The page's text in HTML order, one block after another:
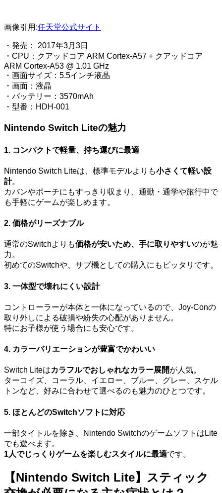
画像引用:任天堂公式サイト
・発売： 2017年3月3日
・CPU：クアッドコア ARM Cortex-A57 + クアッドコア
ARM Cortex-A53 @ 1.01 GHz
・画面サイズ：5.5インチ液晶
・画面：液晶
・バッテリー：3570mAh
・型番：HDH-001
Nintendo Switch Liteの魅力
1. コンパクトで軽量、持ち運びに最適
Nintendo Switch Liteは、標準モデルよりも小さくて軽い設
計。
カバンやポーチにもすっきり収まり、通勤・通学や旅行中で
も手軽にゲームが楽しめます。
2. 価格がリーズナブル
通常のSwitchよりも価格が安いため、手に取りやすいのが魅
力。
初めてのSwitchや、サブ機としての購入にもピッタリです。
3. 一体型で壊れにくい設計
コントローラーが本体と一体になっているので、Joy-Conの
取り外しによる破損や紛失の心配がありません。
特にお子様が使う場合にも安心です。
4. カラーバリエーションが豊富でかわいい
Switch Liteはカラフルでおしゃれなカラー展開が人気。
ターコイズ、コーラル、イエロー、ブルー、グレー、スケル
トンなど、好みに合わせて選べるのも魅力のひとつです。
5. ほとんどのSwitchソフトに対応
一部タイトルを除き、Nintendo SwitchのゲームソフトはLite
でも遊べます。
1人でじっくりゲームを楽しむスタイルに最適です。
【Nintendo Switch Lite】スティック